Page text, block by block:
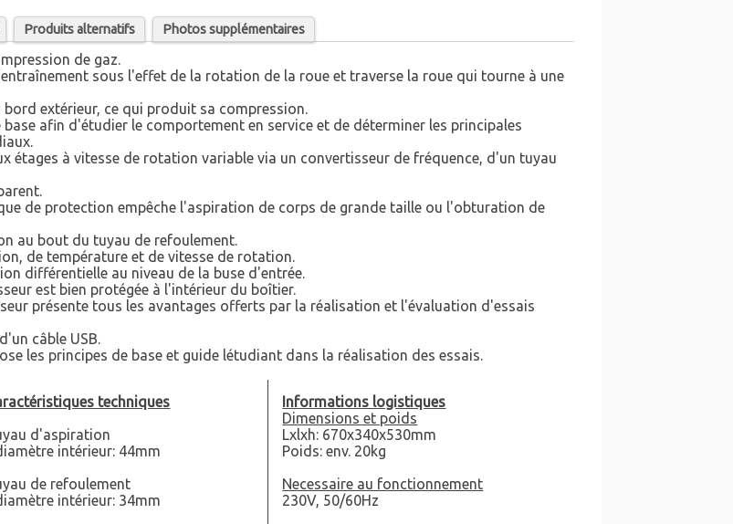
Produits alternatifs Photos supplémentaires
de gaz.
sous l'effet de la rotation de la roue et traverse la roue qui tourne à une
extérieur, ce qui produit sa compression.
afin d'étudier le comportement en service et de déterminer les principales
étages à vitesse de rotation variable via un convertisseur de fréquence, d'un tuyau
de protection empêche l'aspiration de corps de grande taille ou l'obturation de
au bout du tuyau de refoulement.
de température et de vitesse de rotation.
différentielle au niveau de la buse d'entrée.
est bien protégée à l'intérieur du boîtier.
présente tous les avantages offerts par la réalisation et l'évaluation d'essais
câble USB.
les principes de base et guide létudiant dans la réalisation des essais.
techniques
d'aspiration
intérieur: 44mm
de refoulement
intérieur: 34mm
Informations logistiques
Dimensions et poids
Lxlxh: 670x340x530mm
Poids: env. 20kg
Necessaire au fonctionnement
230V, 50/60Hz